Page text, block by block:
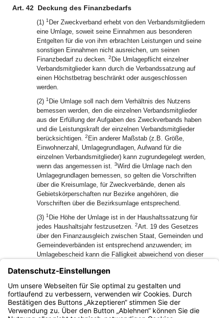
Art. 42 Deckung des Finanzbedarfs
(1) 1 Der Zweckverband erhebt von den Verbandsmitgliedern
eine Umlage, soweit seine Einnahmen aus besonderen
Entgelten für die von ihm erbrachten Leistungen und seine
sonstigen Einnahmen nicht ausreichen, um seinen
Finanzbedarf zu decken. 2 Die Umlagepflicht einzelner
Verbandsmitglieder kann durch die Verbandssatzung auf
einen Höchstbetrag beschränkt oder ausgeschlossen
werden.
(2) 1 Die Umlage soll nach dem Verhältnis des Nutzens
bemessen werden, den die einzelnen Verbandsmitglieder
aus der Erfüllung der Aufgaben des Zweckverbands haben
und die Leistungskraft der einzelnen Verbandsmitglieder
berücksichtigen. 2 Ein anderer Maßstab (z.B. Größe,
Einwohnerzahl, Umlagegrundlagen, Aufwand für die
einzelnen Verbandsmitglieder) kann zugrundegelegt werden,
wenn das angemessen ist. 3Wird die Umlage nach den
Umlagegrundlagen bemessen, so gelten die Vorschriften
über die Kreisumlage, für Zweckverbände, denen als
Gebietskörperschaften nur Bezirke angehören, die
Vorschriften über die Bezirksumlage entsprechend.
(3) 1 Die Höhe der Umlage ist in der Haushaltssatzung für
jedes Haushaltsjahr festzusetzen. 2Art. 19 des Gesetzes
über den Finanzausgleich zwischen Staat, Gemeinden und
Gemeindeverbänden ist entsprechend anzuwenden; im
Umlagebescheid kann die Fälligkeit abweichend von dieser
(4) Auf die Erhebung von Kommunalabgaben sind die
Vorschriften des Kommunalabgabenrechts entsprechend
anzuwenden; Art. 1 Abs. 4 Satz 2 bleibt unberührt.